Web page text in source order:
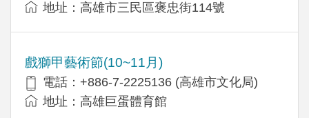
地址：高雄市三民區褒忠街114號
戲獅甲藝術節(10~11月)
電話：+886-7-2225136 (高雄市文化局)
地址：高雄巨蛋體育館